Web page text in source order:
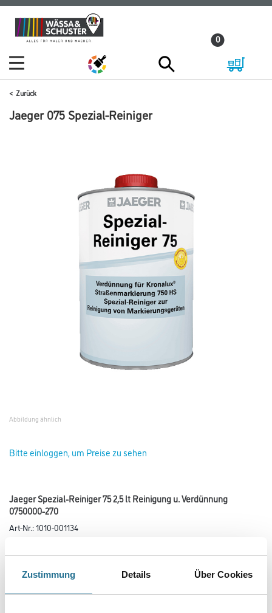
Zustimmung Details Über Cookies
Zum
Inhalt
Zum
Navigationsmenü
0
Zurück
Jaeger 075 Spezial-Reiniger
Abbildung ähnlich
Bitte einloggen, um Preise zu sehen
Jaeger Spezial-Reiniger 75 2,5 lt Reinigung u. Verdünnung
0750000-270
Art-Nr.:1010-001134
Markierungsgeräten.
Farbtonbezeichnung